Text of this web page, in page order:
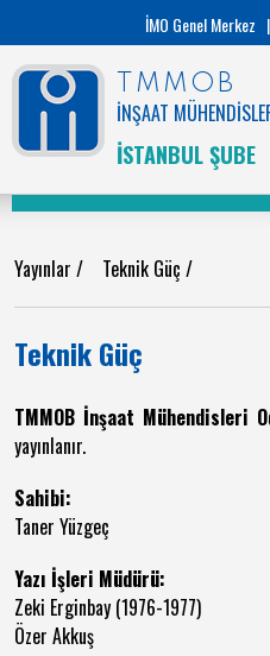
İMO Genel Merkez |
TMMOB
İNŞAAT
İSTANBUL ŞUBE
Yayınlar / Teknik Güç /
Teknik Güç
TMMOB İnşaat Mühendisleri
yayınlanır.
Sahibi:
Taner Yüzgeç
Yazı İşleri Müdürü:
Zeki Erginbay (1976-1977)
Özer Akkuş